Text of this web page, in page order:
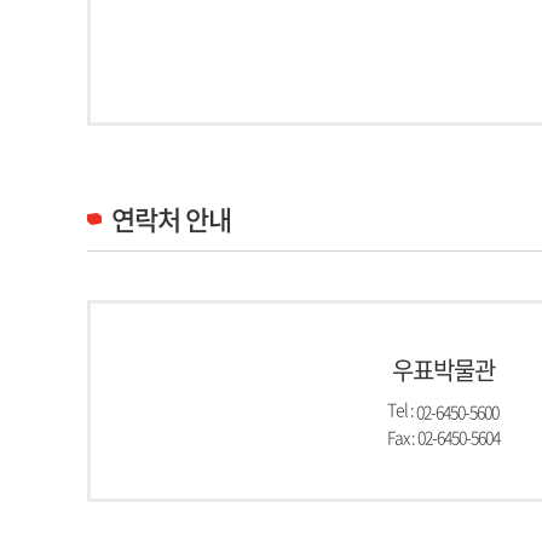
연락처 안내
우표박물관
Tel :02-6450-5600
Fax : 02-6450-5604